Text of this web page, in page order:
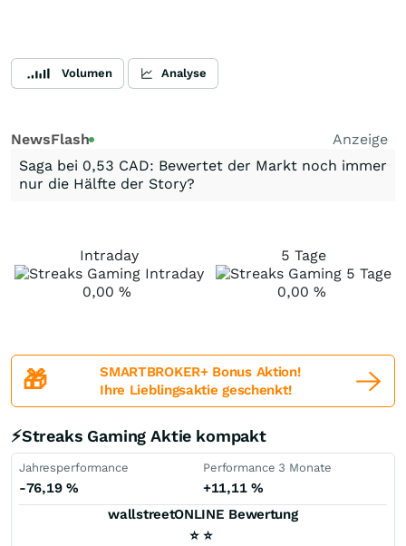
Volumen Analyse
NewsFlash
Anzeige
Saga bei 0,53 CAD: Bewertet der Markt noch immer
nur die Hälfte der Story?
Intraday
0,00 %
5 Tage
0,00 %
🎁
SMARTBROKER+ Bonus Aktion!
Ihre Lieblingsaktie geschenkt!
⚡Streaks Gaming Aktie kompakt
Jahresperformance
-76,19 %
Performance 3 Monate
+11,11 %
wallstreetONLINE Bewertung
⭐ ⭐